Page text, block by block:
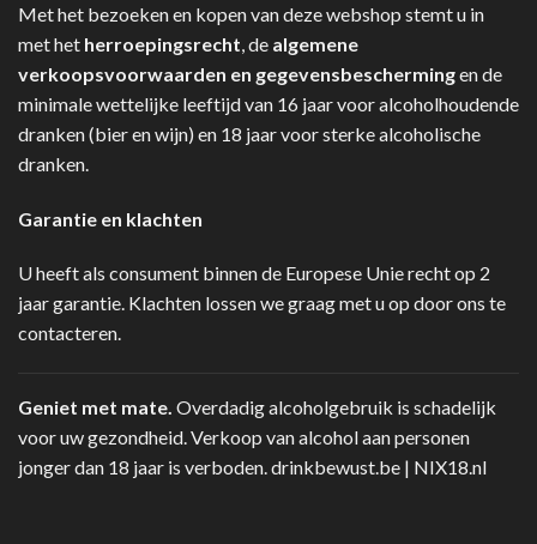
Met het bezoeken en kopen van deze webshop stemt u in
met het herroepingsrecht, de algemene
verkoopsvoorwaarden en gegevensbeschermingen de
minimale wettelijke leeftijd van 16 jaar voor alcoholhoudende
dranken (bier en wijn) en 18 jaar voor sterke alcoholische
dranken.
Garantie en klachten
U heeft als consument binnen de Europese Unie recht op 2
jaar garantie. Klachten lossen we graag met u op door ons te
contacteren.
Geniet met mate. Overdadig alcoholgebruik is schadelijk
voor uw gezondheid. Verkoop van alcohol aan personen
jonger dan 18 jaar is verboden.drinkbewust.be | NIX18.nl